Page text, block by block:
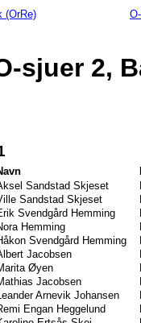
(OrRe)
sjuer 2,
Sandstad Skjeset
Sandstad Skjeset
Svendgård Hemming
Hemming
Svendgård Hemming
Jacobsen
Øyen
Jacobsen
Arnevik Johansen
Engan Heggelund